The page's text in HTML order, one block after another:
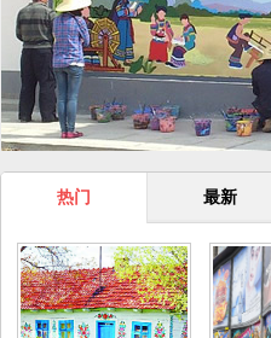
热门 最新